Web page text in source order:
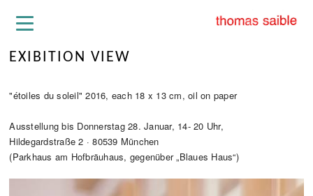
EXIBITION VIEW
"étoiles du soleil" 2016, each 18 x 13 cm, oil on paper
Ausstellung bis Donnerstag 28. Januar, 14- 20 Uhr,
Hildegardstraße 2 · 80539 München
(Parkhaus am Hofbräuhaus, gegenüber „Blaues Haus“)